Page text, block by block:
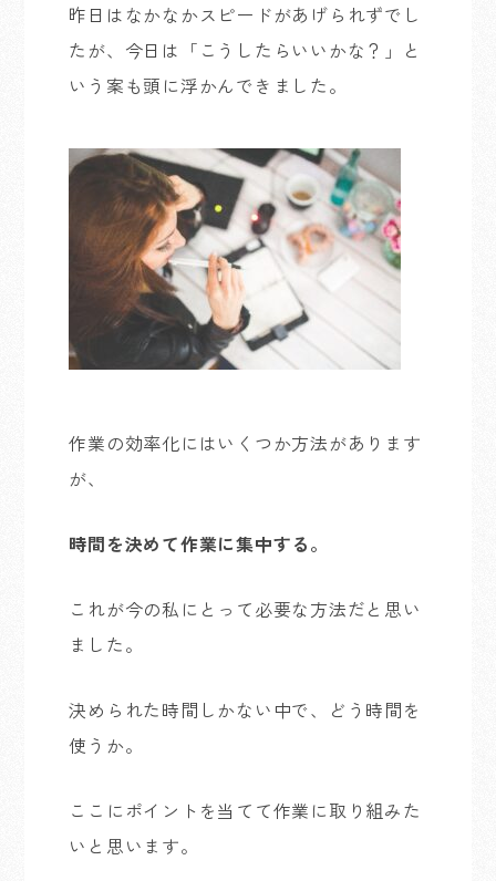
昨日はなかなかスピードがあげられずでし
たが、今日は「こうしたらいいかな？」と
いう案も頭に浮かんできました。
作業の効率化にはいくつか方法があります
が、
時間を決めて作業に集中する。
これが今の私にとって必要な方法だと思い
ました。
決められた時間しかない中で、どう時間を
使うか。
ここにポイントを当てて作業に取り組みた
いと思います。